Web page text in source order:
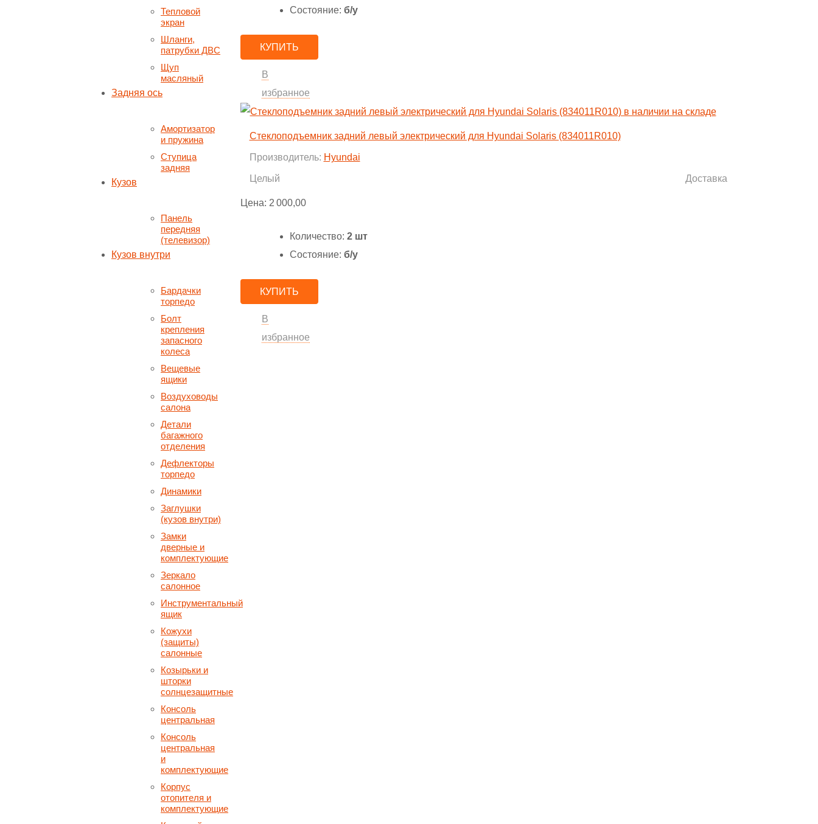
Тепловой
экран
Шланги,
патрубки ДВС
Щуп
масляный
Задняя ось
Амортизатор
и пружина
Ступица
задняя
Кузов
Панель
передняя
(телевизор)
Кузов внутри
Бардачки
торпедо
Болт
крепления
запасного
колеса
Вещевые
ящики
Воздуховоды
салона
Детали
багажного
отделения
Дефлекторы
торпедо
Динамики
Заглушки
(кузов внутри)
Замки
дверные и
комплектующие
Зеркало
салонное
Инструментальный
ящик
Кожухи
(защиты)
салонные
Козырьки и
шторки
солнцезащитные
Консоль
центральная
Консоль
центральная
и
комплектующие
Корпус
отопителя и
комплектующие
Состояние: б/у
КУПИТЬ
В
избранное
Стеклоподъемник задний левый электрический для Hyundai Solaris (834011R010)
Производитель: Hyundai
Целый Доставка
Цена: 2 000,00
Количество: 2 шт
Состояние: б/у
КУПИТЬ
В
избранное